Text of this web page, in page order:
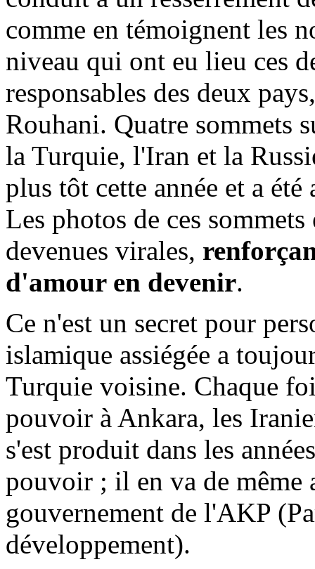
comme en témoignent les
niveau qui ont eu lieu ces
responsables des deux
Rouhani. Quatre sommets
la Turquie, l'Iran et la
plus tôt cette année et a
Les photos de ces
devenues virales,
d'amour en devenir.
Ce n'est un secret pour
islamique assiégée a
Turquie voisine. Chaque
pouvoir à Ankara, les
s'est produit dans les
pouvoir ; il en va de même
gouvernement de l'AKP
développement).